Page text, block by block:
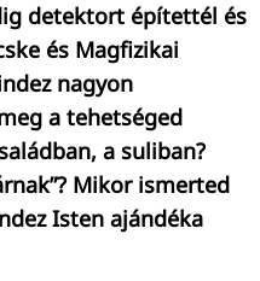
detektort építettél és
és Magfizikai
nagyon
a tehetséged
a suliban?
Mikor ismerted
Isten ajándéka